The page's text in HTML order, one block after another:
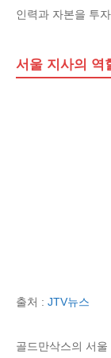
인력과 자본을 투
서울 지사의 역
출처 : JTV뉴스
골드만삭스의 서